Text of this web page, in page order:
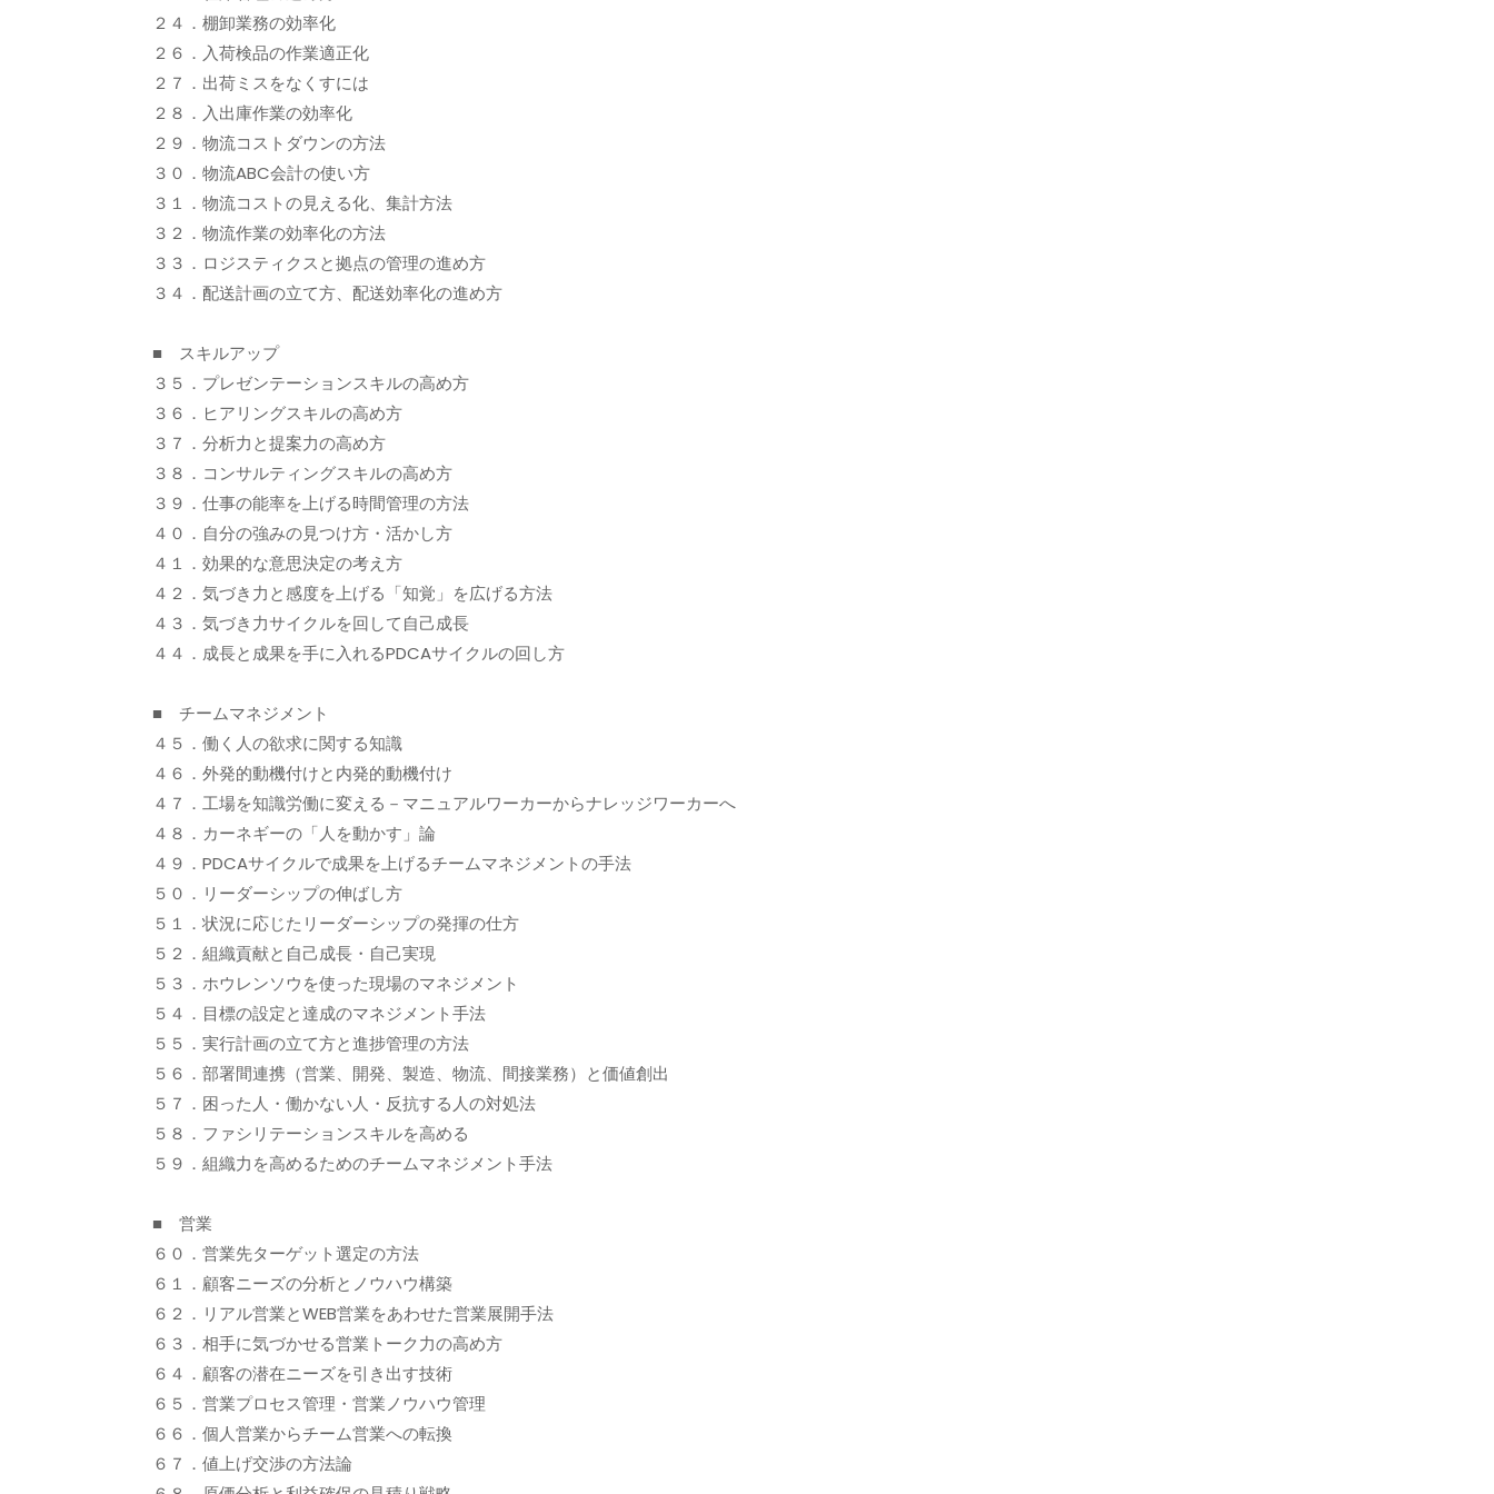
２４．棚卸業務の効率化
２６．入荷検品の作業適正化
２７．出荷ミスをなくすには
２８．入出庫作業の効率化
２９．物流コストダウンの方法
３０．物流ABC会計の使い方
３１．物流コストの見える化、集計方法
３２．物流作業の効率化の方法
３３．ロジスティクスと拠点の管理の進め方
３４．配送計画の立て方、配送効率化の進め方
■ スキルアップ
３５．プレゼンテーションスキルの高め方
３６．ヒアリングスキルの高め方
３７．分析力と提案力の高め方
３８．コンサルティングスキルの高め方
３９．仕事の能率を上げる時間管理の方法
４０．自分の強みの見つけ方・活かし方
４１．効果的な意思決定の考え方
４２．気づき力と感度を上げる「知覚」を広げる方法
４３．気づき力サイクルを回して自己成長
４４．成長と成果を手に入れるPDCAサイクルの回し方
■ チームマネジメント
４５．働く人の欲求に関する知識
４６．外発的動機付けと内発的動機付け
４７．工場を知識労働に変える－マニュアルワーカーからナレッジワーカーへ
４８．カーネギーの「人を動かす」論
４９．PDCAサイクルで成果を上げるチームマネジメントの手法
５０．リーダーシップの伸ばし方
５１．状況に応じたリーダーシップの発揮の仕方
５２．組織貢献と自己成長・自己実現
５３．ホウレンソウを使った現場のマネジメント
５４．目標の設定と達成のマネジメント手法
５５．実行計画の立て方と進捗管理の方法
５６．部署間連携（営業、開発、製造、物流、間接業務）と価値創出
５７．困った人・働かない人・反抗する人の対処法
５８．ファシリテーションスキルを高める
５９．組織力を高めるためのチームマネジメント手法
■ 営業
６０．営業先ターゲット選定の方法
６１．顧客ニーズの分析とノウハウ構築
６２．リアル営業とWEB営業をあわせた営業展開手法
６３．相手に気づかせる営業トーク力の高め方
６４．顧客の潜在ニーズを引き出す技術
６５．営業プロセス管理・営業ノウハウ管理
６６．個人営業からチーム営業への転換
６７．値上げ交渉の方法論